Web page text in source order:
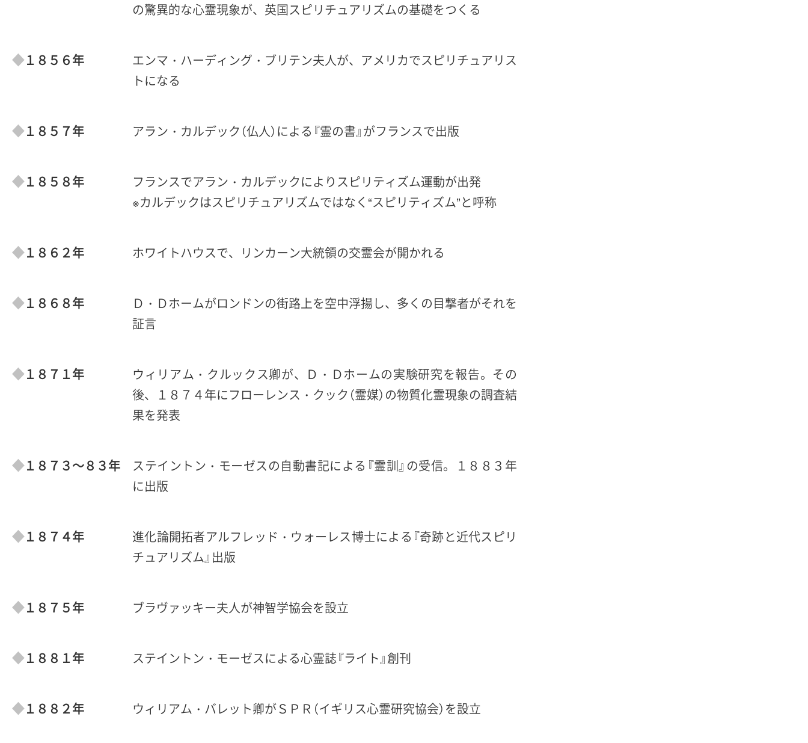
の驚異的な心霊現象が、英国スピリチュアリズムの基礎をつくる
１８５６年
エンマ・ハーディング・ブリテン夫人が、アメリカでスピリチュアリス
トになる
１８５７年 アラン・カルデック（仏人）による『霊の書』がフランスで出版
１８５８年
フランスでアラン・カルデックによりスピリティズム運動が出発
※カルデックはスピリチュアリズムではなく“スピリティズム”と呼称
１８６２年 ホワイトハウスで、リンカーン大統領の交霊会が開かれる
１８６８年
Ｄ・Ｄホームがロンドンの街路上を空中浮揚し、多くの目撃者がそれを
証言
１８７１年
ウィリアム・クルックス卿が、Ｄ・Ｄホームの実験研究を報告。その
後、１８７４年にフローレンス・クック（霊媒）の物質化霊現象の調査結
果を発表
１８７３～８３年
ステイントン・モーゼスの自動書記による『霊訓』の受信。１８８３年
に出版
１８７４年
進化論開拓者アルフレッド・ウォーレス博士による『奇跡と近代スピリ
チュアリズム』出版
１８７５年 ブラヴァッキー夫人が神智学協会を設立
１８８１年 ステイントン・モーゼスによる心霊誌『ライト』創刊
１８８２年 ウィリアム・バレット卿がＳＰＲ（イギリス心霊研究協会）を設立